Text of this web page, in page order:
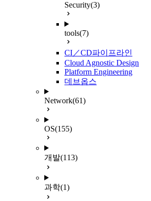
Security(3)
tools(7)
CI／CD파이프라인
Cloud Agnostic Design
Platform Engineering
데브옵스
Network(61)
OS(155)
개발(113)
과학(1)